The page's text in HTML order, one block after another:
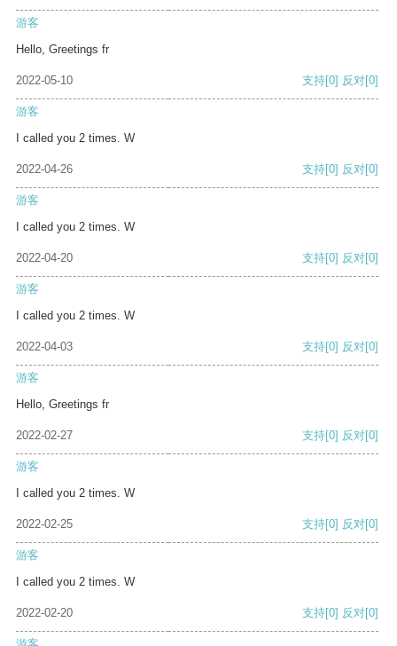
游客
Hello, Greetings fr
2022-05-10 支持[0] 反对[0]
游客
I called you 2 times. W
2022-04-26 支持[0] 反对[0]
游客
I called you 2 times. W
2022-04-20 支持[0] 反对[0]
游客
I called you 2 times. W
2022-04-03 支持[0] 反对[0]
游客
Hello, Greetings fr
2022-02-27 支持[0] 反对[0]
游客
I called you 2 times. W
2022-02-25 支持[0] 反对[0]
游客
I called you 2 times. W
2022-02-20 支持[0] 反对[0]